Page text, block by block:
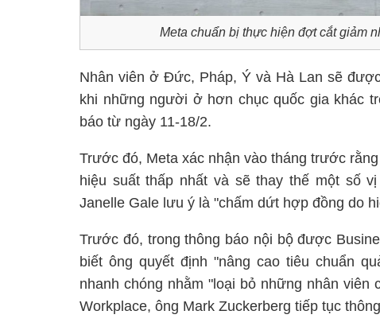
Meta chuẩn bị thực hiện đợt cắt giảm
Nhân viên ở Đức, Pháp, Ý và Hà Lan sẽ
khi những người ở hơn chục quốc gia khác
báo từ ngày 11-18/2.
Trước đó, Meta xác nhận vào tháng trước
hiệu suất thấp nhất và sẽ thay thế một số
Janelle Gale lưu ý là "chấm dứt hợp đồng do
Trước đó, trong thông báo nội bộ được
biết ông quyết định "nâng cao tiêu chuẩn
nhanh chóng nhằm "loại bỏ những nhân viên
Workplace, ông Mark Zuckerberg tiếp tục